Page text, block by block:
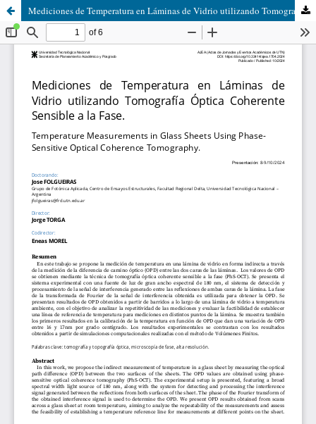
Mediciones de Temperatura en Láminas de Vidrio utilizando Tomografía Óptica Coherente Sensible a la Fase.